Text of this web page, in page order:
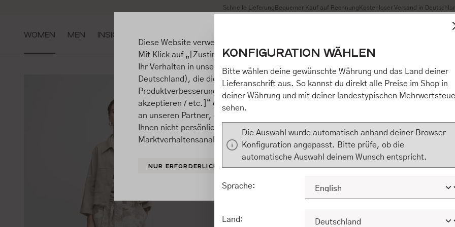
Zur Hauptnavigation springen Schnelle Lieferung Bequemer Kauf auf Rechnung Kostenloser Versand in
WOMEN MEN INSIGHTS
Diese Website verwendet Cookies, um eine bestmögliche Erfahrung bieten zu können.
Mit Klick auf „[Zustimmen / Alles akzeptieren / etc.]“ erteilen Sie Ihre Einwilligung
Ihr Verhalten in unserem Shop an unseren Partner, die shopware AG (Ebbinghoff 10,
Deutschland), die diese Daten Ihnen nicht persönlich zuordnen kann, sie aber zu
Produktverbesserungen, Marktverhaltensanalysen) verarbeiten darf. Mit Klick auf
akzeptieren / etc.]“ erteilen Sie Ihre Einwilligung auch in die Weitergabe über Ihr
an unseren Partner, die shopware AG (Ebbinghoff 10, 48624 Schöppingen,
Ihnen nicht persönlich zuordnen kann, sie aber zu eigenen Zwecken (z.B.
Marktverhaltensanalysen) verarbeiten darf.
NUR ERFORDERLICHE KONFIGURIEREN ALLE COOKIES
KONFIGURATION WÄHLEN
Bitte wählen deine gewünschte Währung und das Land deiner
Lieferanschrift aus. So kannst du direkt alle Preise im Shop in
deiner Währung und mit deiner landestypischen
sehen.
Die Auswahl wurde automatisch anhand deiner Browser
Konfiguration angepasst. Bitte prüfe, ob die
automatische Auswahl deinem Wunsch entspricht.
Sprache:
Land: